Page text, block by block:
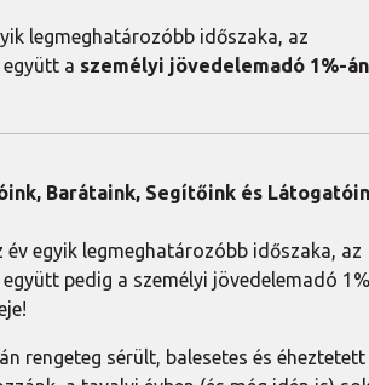
legmeghatározóbb időszaka, az
együtt a személyi jövedelemadó 1%-
Barátaink, Segítőink és
év egyik legmeghatározóbb időszaka, az
pedig a személyi jövedelemadó
rengeteg sérült, balesetes és éheztetett